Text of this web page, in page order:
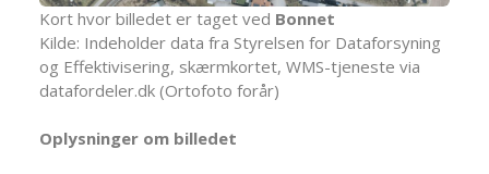
Kort hvor billedet er taget ved Bonnet
Kilde: Indeholder data fra Styrelsen for Dataforsyning
og Effektivisering, skærmkortet, WMS-tjeneste via
datafordeler.dk (Ortofoto forår)
Oplysninger om billedet